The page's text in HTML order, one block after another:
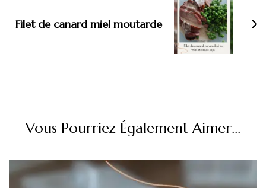
Filet de canard miel moutarde
Vous Pourriez Également Aimer...